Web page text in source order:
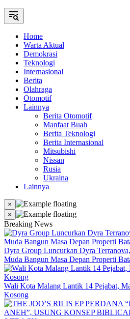
Home
Warta Aktual
Demokrasi
Teknologi
Internasional
Berita
Olahraga
Otomotif
Lainnya
Berita Otomotif
Manfaat Buah
Berita Teknologi
Berita Internasional
Mitsubishi
Nissan
Rusia
Ukraina
Lainnya
×
×
Breaking News
Dyra Group Luncurkan Dyra
Muda Bangun Masa Depan Properti
Wali Kota Malang Lantik 14 Pejabat,
Kosong